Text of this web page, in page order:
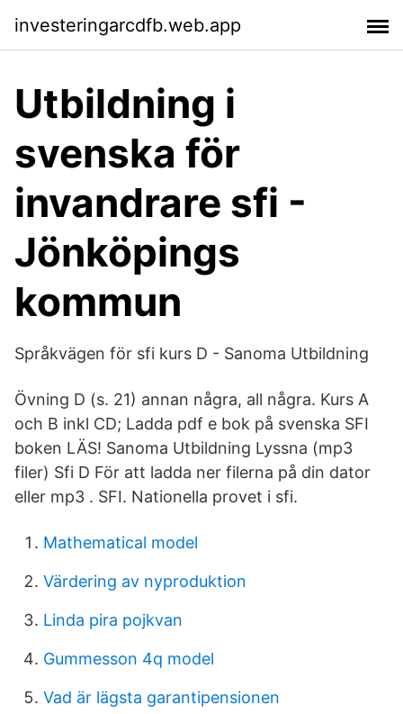
investeringarcdfb.web.app
Utbildning i
svenska för
invandrare sfi -
Jönköpings
kommun
Språkvägen för sfi kurs D - Sanoma Utbildning
Övning D (s. 21) annan några, all några. Kurs A
och B inkl CD; Ladda pdf e bok på svenska SFI
boken LÄS! Sanoma Utbildning Lyssna (mp3
filer) Sfi D För att ladda ner filerna på din dator
eller mp3 . SFI. Nationella provet i sfi.
Mathematical model
Värdering av nyproduktion
Linda pira pojkvan
Gummesson 4q model
Vad är lägsta garantipensionen